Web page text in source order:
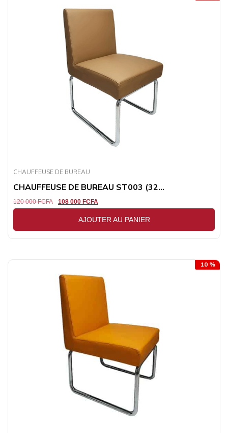
CHAUFFEUSE DE BUREAU
CHAUFFEUSE DE BUREAU ST003 (32...
120 000FCFA 108 000 FCFA
AJOUTER AU PANIER
10 %